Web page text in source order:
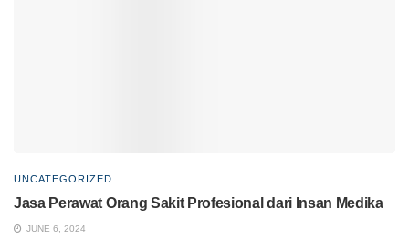
UNCATEGORIZED
Jasa Perawat Orang Sakit Profesional dari Insan Medika
JUNE 6, 2024